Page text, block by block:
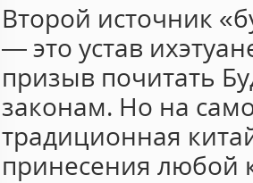
Второй источник
— это устав
призыв почитать
законам. Но на
традиционная
принесения любой